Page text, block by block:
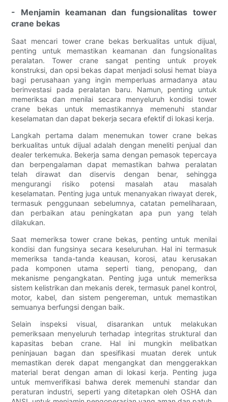
- Menjamin keamanan dan fungsionalitas tower
crane bekas
Saat mencari tower crane bekas berkualitas untuk dijual,
penting untuk memastikan keamanan dan fungsionalitas
peralatan. Tower crane sangat penting untuk proyek
konstruksi, dan opsi bekas dapat menjadi solusi hemat biaya
bagi perusahaan yang ingin memperluas armadanya atau
berinvestasi pada peralatan baru. Namun, penting untuk
memeriksa dan menilai secara menyeluruh kondisi tower
crane bekas untuk memastikannya memenuhi standar
keselamatan dan dapat bekerja secara efektif di lokasi kerja.
Langkah pertama dalam menemukan tower crane bekas
berkualitas untuk dijual adalah dengan meneliti penjual dan
dealer terkemuka. Bekerja sama dengan pemasok tepercaya
dan berpengalaman dapat memastikan bahwa peralatan
telah dirawat dan diservis dengan benar, sehingga
mengurangi risiko potensi masalah atau masalah
keselamatan. Penting juga untuk menanyakan riwayat derek,
termasuk penggunaan sebelumnya, catatan pemeliharaan,
dan perbaikan atau peningkatan apa pun yang telah
dilakukan.
Saat memeriksa tower crane bekas, penting untuk menilai
kondisi dan fungsinya secara keseluruhan. Hal ini termasuk
memeriksa tanda-tanda keausan, korosi, atau kerusakan
pada komponen utama seperti tiang, penopang, dan
mekanisme pengangkatan. Penting juga untuk memeriksa
sistem kelistrikan dan mekanis derek, termasuk panel kontrol,
motor, kabel, dan sistem pengereman, untuk memastikan
semuanya berfungsi dengan baik.
Selain inspeksi visual, disarankan untuk melakukan
pemeriksaan menyeluruh terhadap integritas struktural dan
kapasitas beban crane. Hal ini mungkin melibatkan
peninjauan bagan dan spesifikasi muatan derek untuk
memastikan derek dapat mengangkat dan menggerakkan
material berat dengan aman di lokasi kerja. Penting juga
untuk memverifikasi bahwa derek memenuhi standar dan
peraturan industri, seperti yang ditetapkan oleh OSHA dan